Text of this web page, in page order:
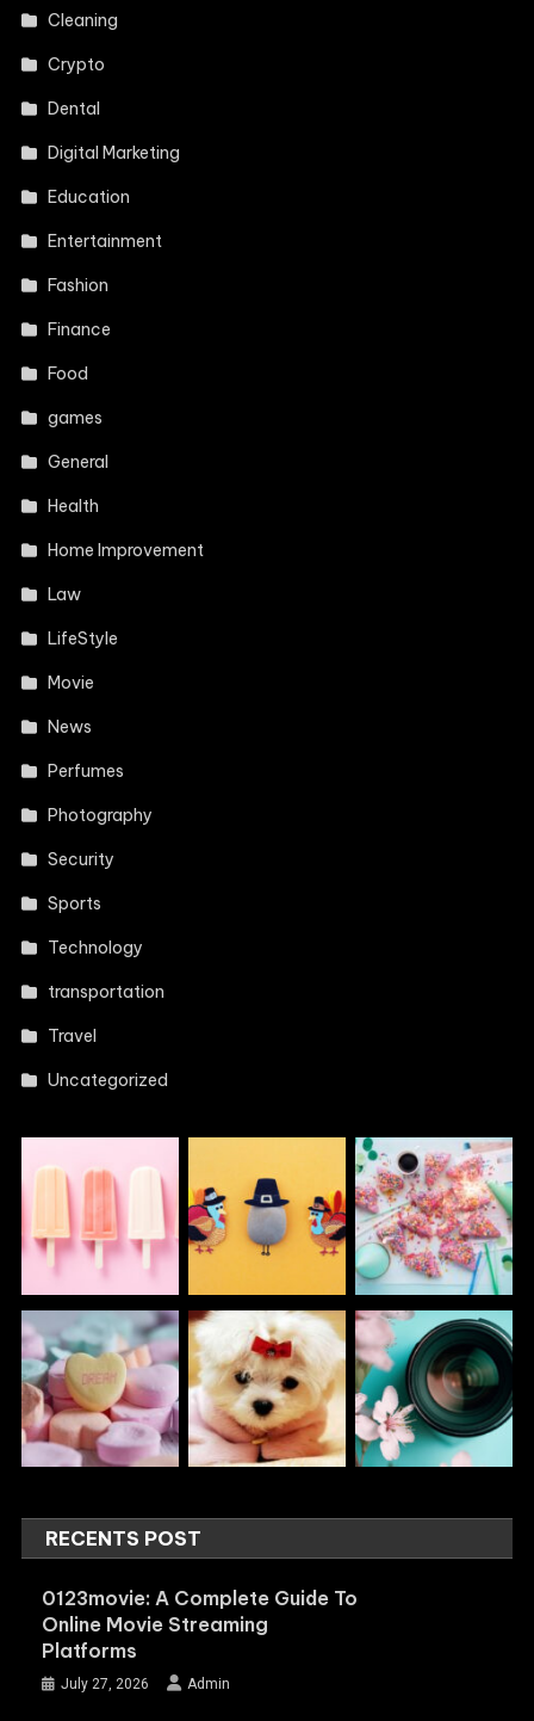
Cleaning
Crypto
Dental
Digital Marketing
Education
Entertainment
Fashion
Finance
Food
games
General
Health
Home Improvement
Law
LifeStyle
Movie
News
Perfumes
Photography
Security
Sports
Technology
transportation
Travel
Uncategorized
RECENTS POST
0123movie: A Complete Guide To
Online Movie Streaming
Platforms
July 27, 2026 Admin